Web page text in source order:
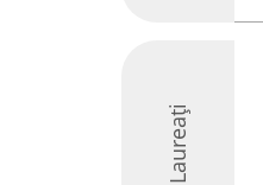
Laureați